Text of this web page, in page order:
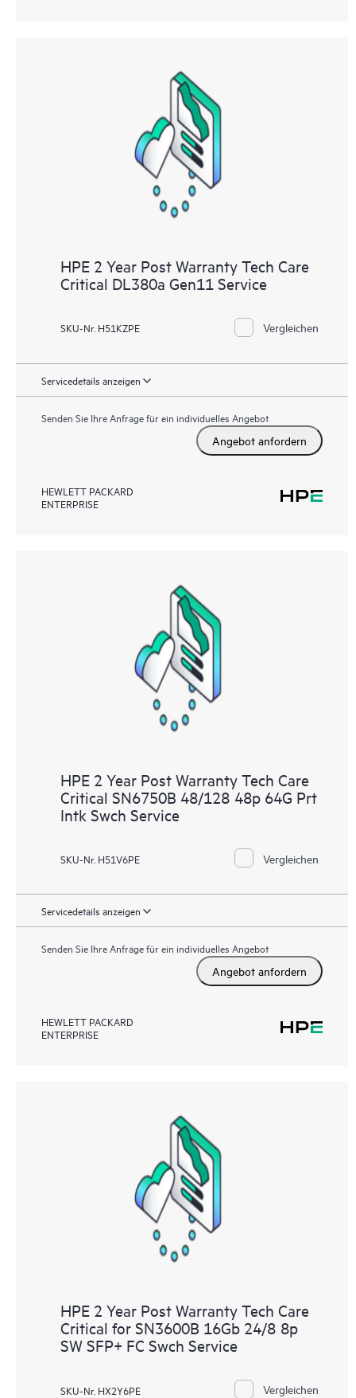
HPE 2 Year Post Warranty Tech Care
Critical DL380a Gen11 Service
SKU-Nr. H51KZPE Vergleichen
Servicedetails anzeigen
Senden Sie Ihre Anfrage für ein individuelles Angebot
Angebot anfordern
HEWLETT PACKARD
ENTERPRISE
HPE 2 Year Post Warranty Tech Care
Critical SN6750B 48/128 48p 64G Prt
Intk Swch Service
SKU-Nr. H51V6PE Vergleichen
Servicedetails anzeigen
Senden Sie Ihre Anfrage für ein individuelles Angebot
Angebot anfordern
HEWLETT PACKARD
ENTERPRISE
HPE 2 Year Post Warranty Tech Care
Critical for SN3600B 16Gb 24/8 8p
SW SFP+ FC Swch Service
SKU-Nr. HX2Y6PE Vergleichen